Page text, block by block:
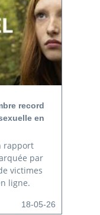
record
en
rapport
par
victimes
ligne.
18-05-26